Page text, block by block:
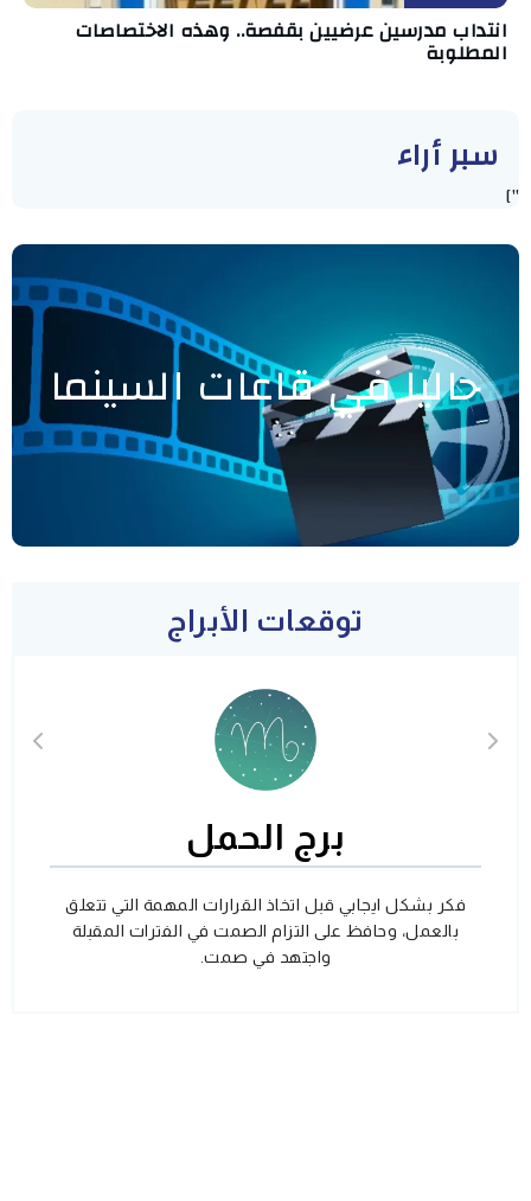
انتداب مدرسين عرضيين بقفصة.. وهذه الاختصاصات
المطلوبة
سبر أراء
"]
حاليا في قاعات السينما
توقعات الأبراج
برج الحمل
فكر بشكل ايجابي قبل اتخاذ القرارات المهمة التي تتعلق
بالعمل، وحافظ على التزام الصمت في الفترات المقبلة
واجتهد في صمت.